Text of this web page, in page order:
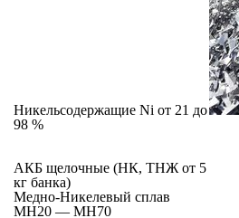
Никельсодержащие Ni от 21 до
98 %
АКБ щелочные (НК, ТНЖ от 5
кг банка)
Медно-Никелевый сплав
МН20 — МН70